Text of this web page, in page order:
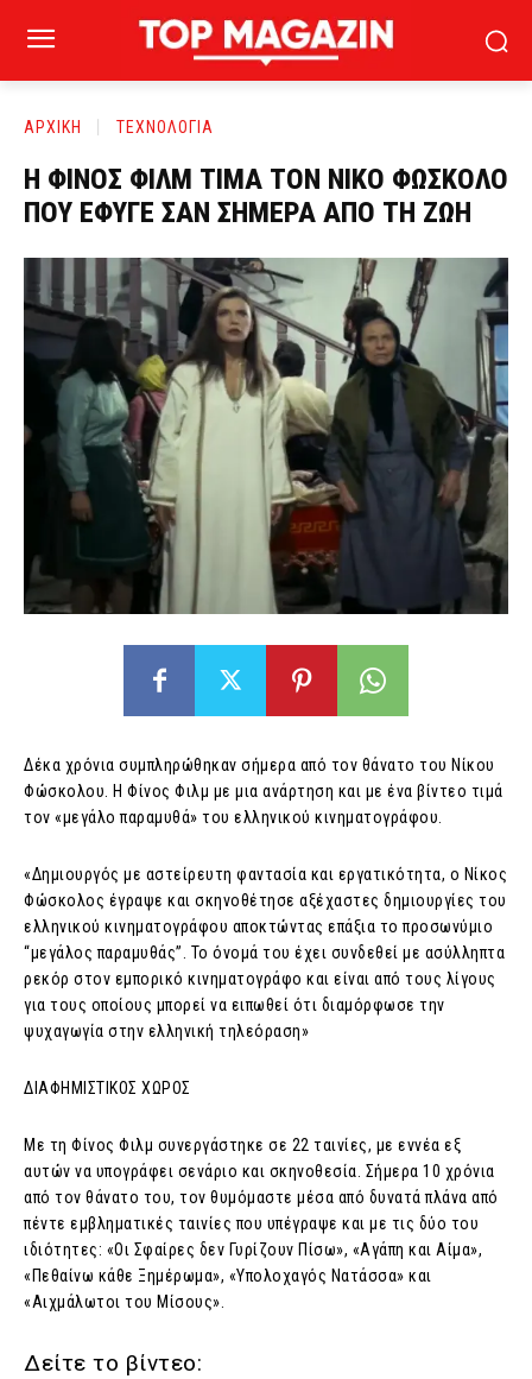
ΑΡΧΙΚΗ ΤΕΧΝΟΛΟΓΙΑ
Η ΦΙΝΟΣ ΦΙΛΜ ΤΙΜΑ ΤΟΝ ΝΙΚΟ ΦΩΣΚΟΛΟ
ΠΟΥ ΕΦΥΓΕ ΣΑΝ ΣΗΜΕΡΑ ΑΠΟ ΤΗ ΖΩΗ
Δέκα χρόνια συμπληρώθηκαν σήμερα από τον θάνατο του Νίκου
Φώσκολου. Η Φίνος Φιλμ με μια ανάρτηση και με ένα βίντεο τιμά
τον «μεγάλο παραμυθά» του ελληνικού κινηματογράφου.
«Δημιουργός με αστείρευτη φαντασία και εργατικότητα, ο Νίκος
Φώσκολος έγραψε και σκηνοθέτησε αξέχαστες δημιουργίες του
ελληνικού κινηματογράφου αποκτώντας επάξια το προσωνύμιο
“μεγάλος παραμυθάς”. Το όνομά του έχει συνδεθεί με ασύλληπτα
ρεκόρ στον εμπορικό κινηματογράφο και είναι από τους λίγους
για τους οποίους μπορεί να ειπωθεί ότι διαμόρφωσε την
ψυχαγωγία στην ελληνική τηλεόραση»
ΔΙΑΦΗΜΙΣΤΙΚΟΣ ΧΩΡΟΣ
Με τη Φίνος Φιλμ συνεργάστηκε σε 22 ταινίες, με εννέα εξ
αυτών να υπογράφει σενάριο και σκηνοθεσία. Σήμερα 10 χρόνια
από τον θάνατο του, τον θυμόμαστε μέσα από δυνατά πλάνα από
πέντε εμβληματικές ταινίες που υπέγραψε και με τις δύο του
ιδιότητες: «Οι Σφαίρες δεν Γυρίζουν Πίσω», «Αγάπη και Αίμα»,
«Πεθαίνω κάθε Ξημέρωμα», «Υπολοχαγός Νατάσσα» και
«Αιχμάλωτοι του Μίσους».
Δείτε το βίντεο: